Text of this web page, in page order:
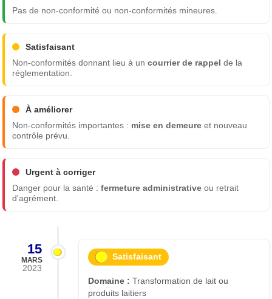
Pas de non-conformité ou non-conformités mineures.
Satisfaisant
Non-conformités donnant lieu à uncourrier de rappel de la
réglementation.
À améliorer
Non-conformités importantes : mise en demeure et nouveau
contrôle prévu.
Urgent à corriger
Danger pour la santé :fermeture administrative ou retrait
d'agrément.
15
MARS
2023
Satisfaisant
Domaine : Transformation de lait ou
produits laitiers